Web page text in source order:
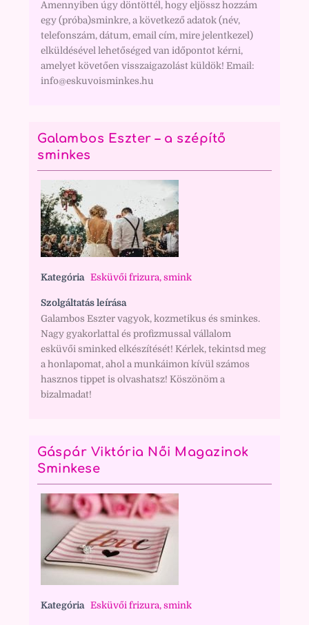
Amennyiben úgy döntöttél, hogy eljössz hozzám
egy (próba)sminkre, a következő adatok (név,
telefonszám, dátum, email cím, mire jelentkezel)
elküldésével lehetőséged van időpontot kérni,
amelyet követően visszaigazolást küldök! Email:
info@eskuvoisminkes.hu
Galambos Eszter – a szépítő
sminkes
Kategória Esküvői frizura, smink
Szolgáltatás leírása
Galambos Eszter vagyok, kozmetikus és sminkes.
Nagy gyakorlattal és profizmussal vállalom
esküvői sminked elkészítését! Kérlek, tekintsd meg
a honlapomat, ahol a munkáimon kívül számos
hasznos tippet is olvashatsz! Köszönöm a
bizalmadat!
Gáspár Viktória Női Magazinok
Sminkese
Kategória Esküvői frizura, smink